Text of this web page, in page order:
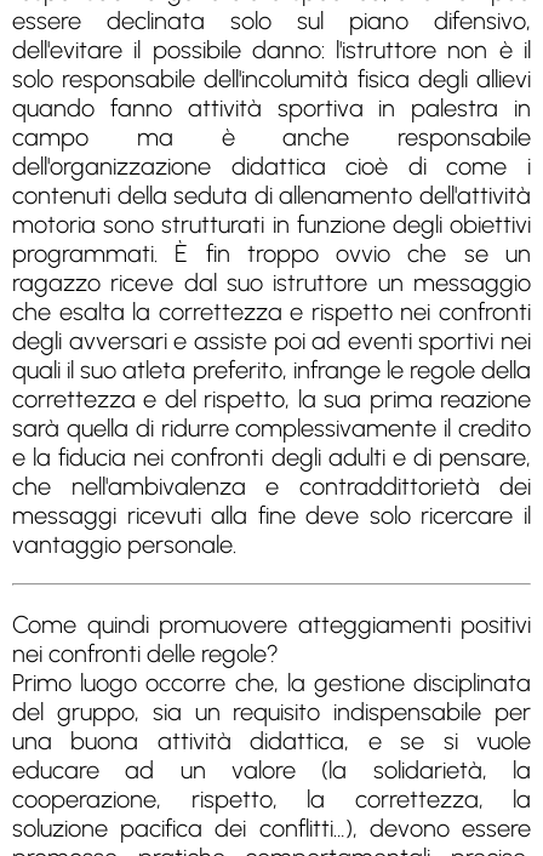
essere declinata solo sul piano difensivo,
dell'evitare il possibile danno: l'istruttore non è il
solo responsabile dell'incolumità fisica degli allievi
quando fanno attività sportiva in palestra in
campo ma è anche responsabile
dell'organizzazione didattica cioè di come i
contenuti della seduta di allenamento dell'attività
motoria sono strutturati in funzione degli obiettivi
programmati. È fin troppo ovvio che se un
ragazzo riceve dal suo istruttore un messaggio
che esalta la correttezza e rispetto nei confronti
degli avversari e assiste poi ad eventi sportivi nei
quali il suo atleta preferito, infrange le regole della
correttezza e del rispetto, la sua prima reazione
sarà quella di ridurre complessivamente il credito
e la fiducia nei confronti degli adulti e di pensare,
che nell'ambivalenza e contraddittorietà dei
messaggi ricevuti alla fine deve solo ricercare il
vantaggio personale.
Come quindi promuovere atteggiamenti positivi
nei confronti delle regole?
Primo luogo occorre che, la gestione disciplinata
del gruppo, sia un requisito indispensabile per
una buona attività didattica, e se si vuole
educare ad un valore (la solidarietà, la
cooperazione, rispetto, la correttezza, la
soluzione pacifica dei conflitti…), devono essere